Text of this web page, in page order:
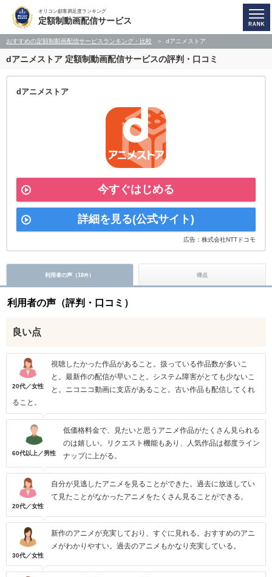
オリコン顧客満足度ランキング
定額制動画配信サービス
おすすめの定額制動画配信サービスランキング・比較 dアニメストア
dアニメストア 定額制動画配信サービスの評判・口コミ
dアニメストア
今すぐはじめる
詳細を見る(公式サイト)
広告：株式会社NTTドコモ
利用者の声（18件） 得点
利用者の声（評判・口コミ）
良い点
20代／女性
視聴したかった作品があること。扱っている作品数が多いこ
と。最新作の配信が早いこと。システム障害がとても少ないこ
と。ニコニコ動画に支店があること。古い作品も配信してくれ
ること。
60代以上／男性
低価格料金で、見たいと思うアニメ作品がたくさん見られる
のは嬉しい。リクエスト機能もあり、人気作品は都度ライン
ナップに上がる。
20代／女性
自分が見逃したアニメを見ることができた。過去に放送してい
て見たことがなかったアニメをたくさん見ることができる。
30代／女性
新作のアニメが充実しており、すぐに見れる。おすすめのアニ
メがわかりやすい。過去のアニメもかなり充実している。